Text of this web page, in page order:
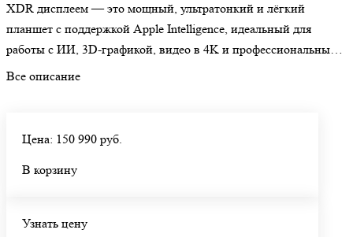
XDR дисплеем — это мощный, ультратонкий и лёгкий
планшет с поддержкой Apple Intelligence, идеальный для
работы с ИИ, 3D‑графикой, видео в 4K и профессиональными
приложениями.
Все описание
Цена: 150 990 руб.
В корзину
Узнать цену